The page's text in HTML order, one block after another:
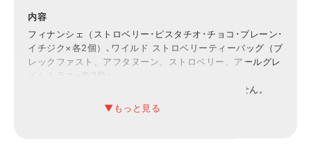
内容
フィナンシェ（ストロベリー･ピスタチオ･チョコ･プレーン･
イチジク×各2個）､ワイルド ストロベリーティーバッグ（ブ
レックファスト、アフタヌーン、ストロベリー、アールグレ
イシトラス×各3袋）
※フィナンシェはウェッジウッドの商品ではありません。